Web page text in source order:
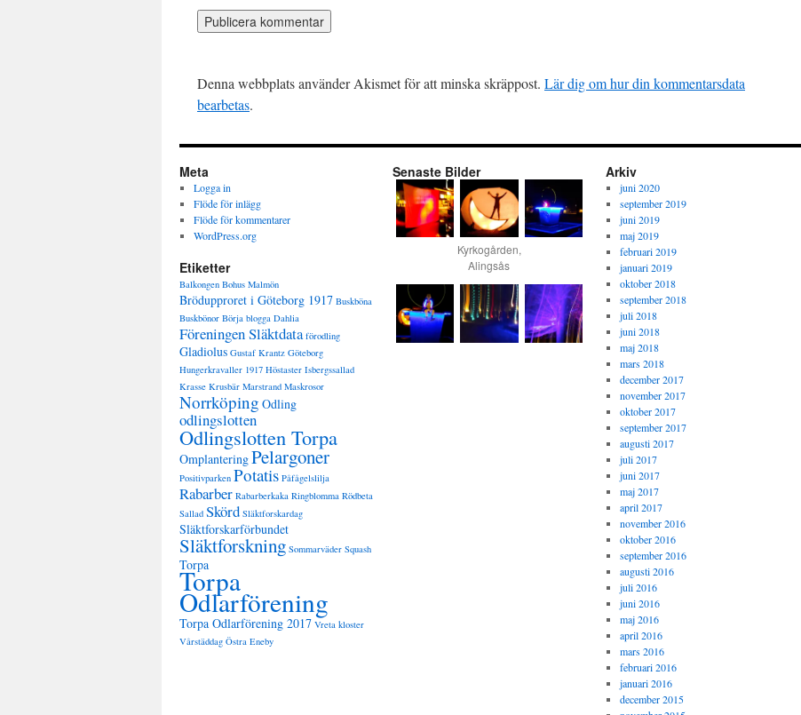
Denna webbplats använder Akismet för att minska skräppost. Lär dig om hur din kommentarsdata
bearbetas.
Meta
Logga in
Flöde för inlägg
Flöde för kommentarer
WordPress.org
Etiketter
Balkongen Bohus Malmön
Brödupproret i Göteborg 1917 Buskböna
Buskbönor Börja blogga Dahlia
Föreningen Släktdata förodling
Gladiolus Gustaf Krantz Göteborg
Hungerkravaller 1917 Höstaster Isbergssallad
Krasse Krusbär Marstrand Maskrosor
Norrköping Odling
odlingslotten
Odlingslotten Torpa
OmplanteringPelargoner
Positivparken Potatis Påfågelslilja
Rabarber Rabarberkaka Ringblomma Rödbeta
Sallad Skörd Släktforskardag
Släktforskarförbundet
Släktforskning Sommarväder Squash
Torpa
Torpa
Odlarförening
Torpa Odlarförening 2017 Vreta kloster
Vårstäddag Östra Eneby
Senaste Bilder
Kyrkogården,
Alingsås
Arkiv
juni 2020
september 2019
juni 2019
maj 2019
februari 2019
januari 2019
oktober 2018
september 2018
juli 2018
juni 2018
maj 2018
mars 2018
december 2017
november 2017
oktober 2017
september 2017
augusti 2017
juli 2017
juni 2017
maj 2017
april 2017
november 2016
oktober 2016
september 2016
augusti 2016
juli 2016
juni 2016
maj 2016
april 2016
mars 2016
februari 2016
januari 2016
december 2015